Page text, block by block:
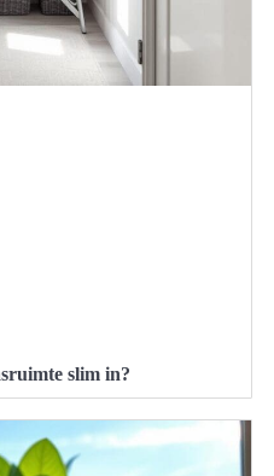
slim in?